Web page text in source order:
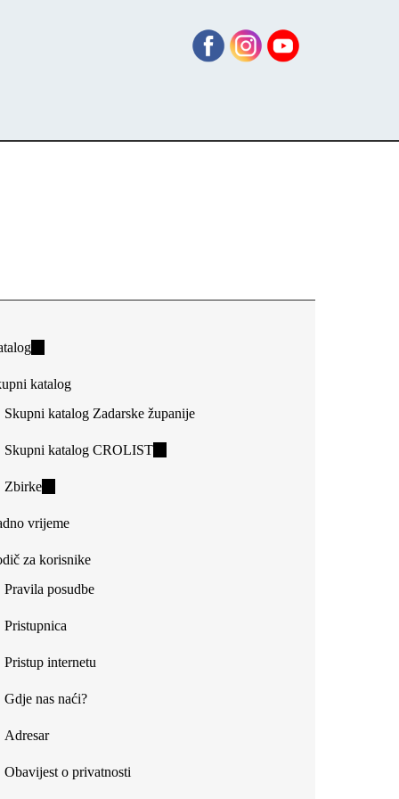
(link
external)
katalog
Skupni katalog Zadarske županije
Skupni katalog CROLIST(link
Zbirke(link
external)
vrijeme
za korisnike
Pravila posudbe
Pristupnica
Pristup internetu
Gdje nas naći?
Adresar
Obavijest o privatnosti